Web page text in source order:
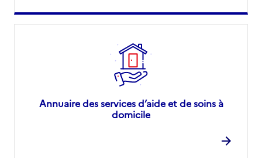
Annuaire des services d’aide et de soins à
domicile